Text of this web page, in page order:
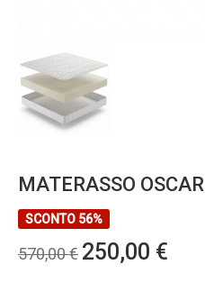
MATERASSO OSCAR
SCONTO 56%
570,00€
Il
prezzo
250,00 €